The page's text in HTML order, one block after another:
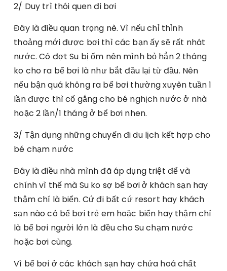
2/ Duy trì thói quen đi bơi
Đây là điều quan trọng nè. Vì nếu chỉ thỉnh
thoảng mới được bơi thì các bạn ấy sẽ rất nhát
nước. Có đợt Su bị ốm nên mình bỏ hẳn 2 tháng
ko cho ra bể bơi là như bắt đầu lại từ đầu. Nên
nếu bận quá không ra bể bơi thường xuyên tuần 1
lần được thì cố gắng cho bé nghịch nước ở nhà
hoặc 2 lần/1 tháng ở bể bơi nhen.
3/ Tận dụng những chuyến đi du lịch kết hợp cho
bé chạm nước
Đây là điều nhà mình đã áp dụng triệt để và
chính vì thế mà Su ko sợ bể bơi ở khách sạn hay
thậm chí là biển. Cứ đi bất cứ resort hay khách
sạn nào có bể bơi trẻ em hoặc biển hay thậm chí
là bể bơi người lớn là đều cho Su chạm nước
hoặc bơi cùng.
Vì bể bơi ở các khách sạn hay chứa hoá chất